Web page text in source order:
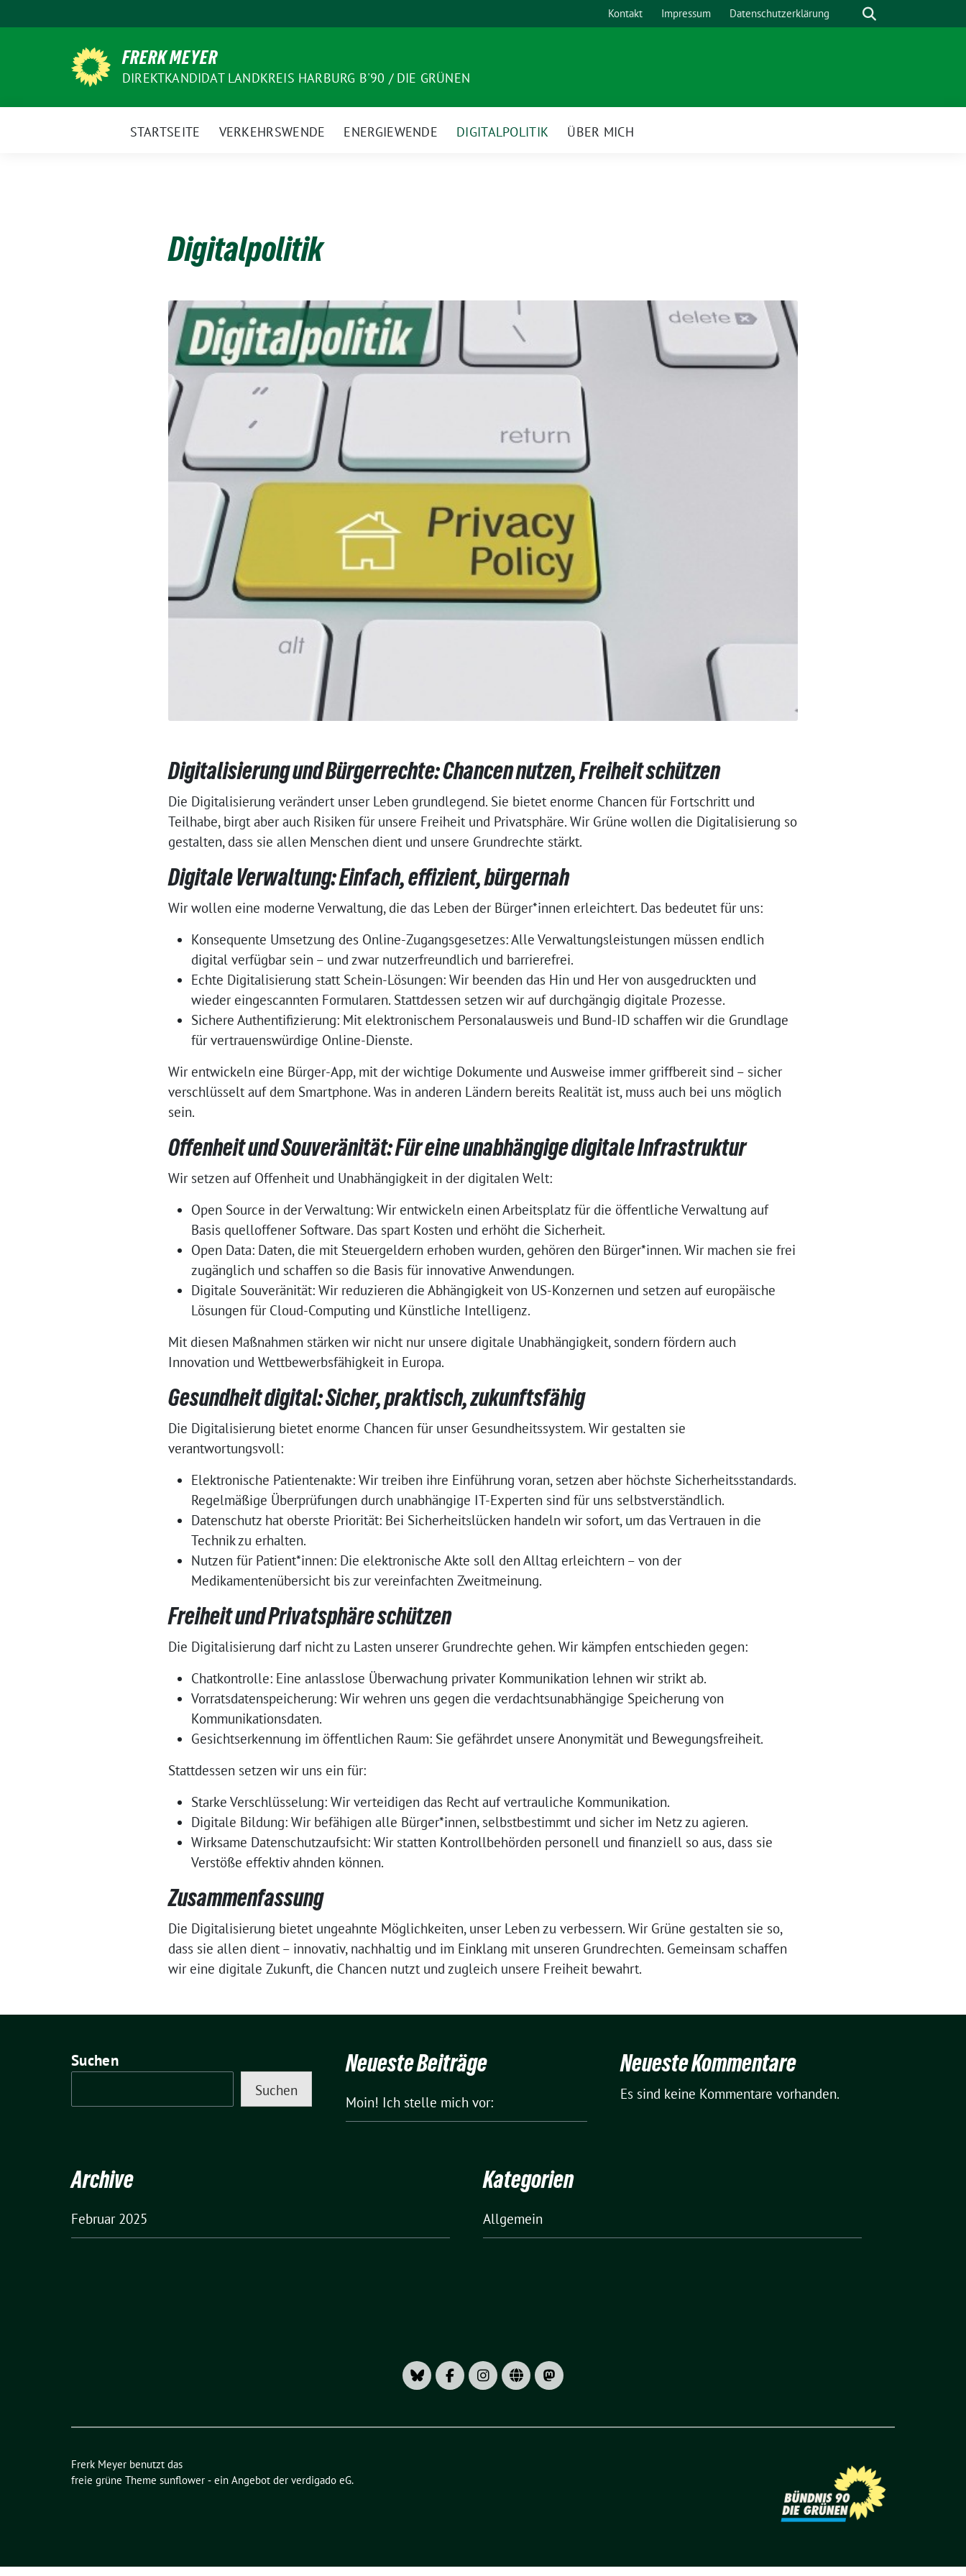
zum
Kontakt Impressum Datenschutzerklärung Suche
FRERK MEYER
DIREKTKANDIDAT LANDKREIS HARBURG B'90 / DIE GRÜNEN
STARTSEITE VERKEHRSWENDE ENERGIEWENDE DIGITALPOLITIK ÜBER MICH
Digitalpolitik
Digitalisierung und Bürgerrechte: Chancen nutzen, Freiheit schützen
Die Digitalisierung verändert unser Leben grundlegend. Sie bietet enorme Chancen für Fortschritt und
Teilhabe, birgt aber auch Risiken für unsere Freiheit und Privatsphäre. Wir Grüne wollen die Digitalisierung so
gestalten, dass sie allen Menschen dient und unsere Grundrechte stärkt.
Digitale Verwaltung: Einfach, effizient, bürgernah
Wir wollen eine moderne Verwaltung, die das Leben der Bürger*innen erleichtert. Das bedeutet für uns:
Konsequente Umsetzung des Online-Zugangsgesetzes: Alle Verwaltungsleistungen müssen endlich
digital verfügbar sein – und zwar nutzerfreundlich und barrierefrei.
Echte Digitalisierung statt Schein-Lösungen: Wir beenden das Hin und Her von ausgedruckten und
wieder eingescannten Formularen. Stattdessen setzen wir auf durchgängig digitale Prozesse.
Sichere Authentifizierung: Mit elektronischem Personalausweis und Bund-ID schaffen wir die Grundlage
für vertrauenswürdige Online-Dienste.
Wir entwickeln eine Bürger-App, mit der wichtige Dokumente und Ausweise immer griffbereit sind – sicher
verschlüsselt auf dem Smartphone. Was in anderen Ländern bereits Realität ist, muss auch bei uns möglich
sein.
Offenheit und Souveränität: Für eine unabhängige digitale Infrastruktur
Wir setzen auf Offenheit und Unabhängigkeit in der digitalen Welt:
Open Source in der Verwaltung: Wir entwickeln einen Arbeitsplatz für die öffentliche Verwaltung auf
Basis quelloffener Software. Das spart Kosten und erhöht die Sicherheit.
Open Data: Daten, die mit Steuergeldern erhoben wurden, gehören den Bürger*innen. Wir machen sie frei
zugänglich und schaffen so die Basis für innovative Anwendungen.
Digitale Souveränität: Wir reduzieren die Abhängigkeit von US-Konzernen und setzen auf europäische
Lösungen für Cloud-Computing und Künstliche Intelligenz.
Mit diesen Maßnahmen stärken wir nicht nur unsere digitale Unabhängigkeit, sondern fördern auch
Innovation und Wettbewerbsfähigkeit in Europa.
Gesundheit digital: Sicher, praktisch, zukunftsfähig
Die Digitalisierung bietet enorme Chancen für unser Gesundheitssystem. Wir gestalten sie
verantwortungsvoll:
Elektronische Patientenakte: Wir treiben ihre Einführung voran, setzen aber höchste Sicherheitsstandards.
Regelmäßige Überprüfungen durch unabhängige IT-Experten sind für uns selbstverständlich.
Datenschutz hat oberste Priorität: Bei Sicherheitslücken handeln wir sofort, um das Vertrauen in die
Technik zu erhalten.
Nutzen für Patient*innen: Die elektronische Akte soll den Alltag erleichtern – von der
Medikamentenübersicht bis zur vereinfachten Zweitmeinung.
Freiheit und Privatsphäre schützen
Die Digitalisierung darf nicht zu Lasten unserer Grundrechte gehen. Wir kämpfen entschieden gegen:
Chatkontrolle: Eine anlasslose Überwachung privater Kommunikation lehnen wir strikt ab.
Vorratsdatenspeicherung: Wir wehren uns gegen die verdachtsunabhängige Speicherung von
Kommunikationsdaten.
Gesichtserkennung im öffentlichen Raum: Sie gefährdet unsere Anonymität und Bewegungsfreiheit.
Stattdessen setzen wir uns ein für:
Starke Verschlüsselung: Wir verteidigen das Recht auf vertrauliche Kommunikation.
Digitale Bildung: Wir befähigen alle Bürger*innen, selbstbestimmt und sicher im Netz zu agieren.
Wirksame Datenschutzaufsicht: Wir statten Kontrollbehörden personell und finanziell so aus, dass sie
Verstöße effektiv ahnden können.
Zusammenfassung
Die Digitalisierung bietet ungeahnte Möglichkeiten, unser Leben zu verbessern. Wir Grüne gestalten sie so,
dass sie allen dient – innovativ, nachhaltig und im Einklang mit unseren Grundrechten. Gemeinsam schaffen
wir eine digitale Zukunft, die Chancen nutzt und zugleich unsere Freiheit bewahrt.
Suchen
Suchen
Neueste Beiträge
Moin! Ich stelle mich vor:
Neueste Kommentare
Es sind keine Kommentare vorhanden.
Archive
Februar 2025
Kategorien
Allgemein
Frerk Meyer benutzt das
freie grüne Theme sunflower ‐ ein Angebot der verdigado eG.